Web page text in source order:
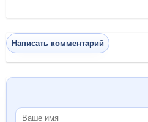
Написать комментарий